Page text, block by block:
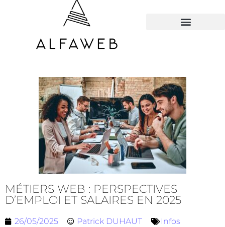
MÉTIERS WEB : PERSPECTIVES
D’EMPLOI ET SALAIRES EN 2025
26/05/2025 Patrick DUHAUT
Infos